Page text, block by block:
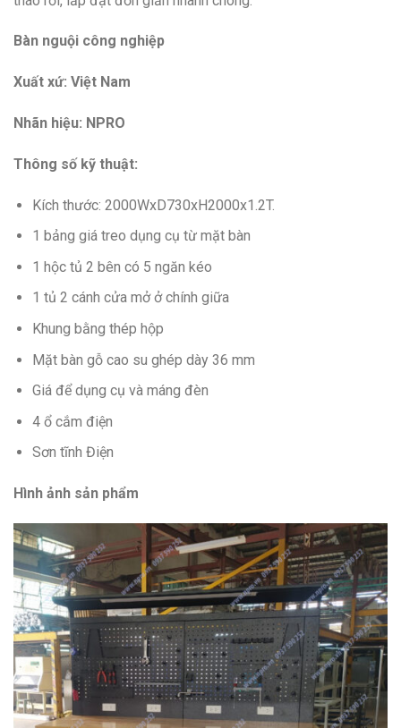
Bàn nguội công nghiệp
Xuất xứ: Việt Nam
Nhãn hiệu: NPRO
Thông số kỹ thuật:
Kích thước: 2000WxD730xH2000x1.2T.
1 bảng giá treo dụng cụ từ mặt bàn
1 hộc tủ 2 bên có 5 ngăn kéo
1 tủ 2 cánh cửa mở ở chính giữa
Khung bằng thép hộp
Mặt bàn gỗ cao su ghép dày 36 mm
Giá để dụng cụ và máng đèn
4 ổ cắm điện
Sơn tĩnh Điện
Hình ảnh sản phẩm